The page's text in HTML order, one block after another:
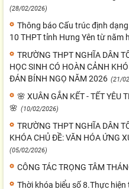
(28/02/2026)
Thông báo Cấu trúc định
10 THPT tỉnh Hưng Yên từ năm
TRƯỜNG THPT NGHĨA DÂN
HỌC SINH CÓ HOÀN CẢNH
ĐÁN BÍNH NGỌ NĂM 2026 (21/
🌸 XUÂN GẮN KẾT - TẾT YÊU
🌸 (10/02/2026)
TRƯỜNG THPT NGHĨA DÂN
KHÓA CHỦ ĐỀ: VĂN HÓA ỨNG
(05/02/2026)
CÔNG TÁC TRỌNG TÂM
Thời khóa biểu số 8.Thực